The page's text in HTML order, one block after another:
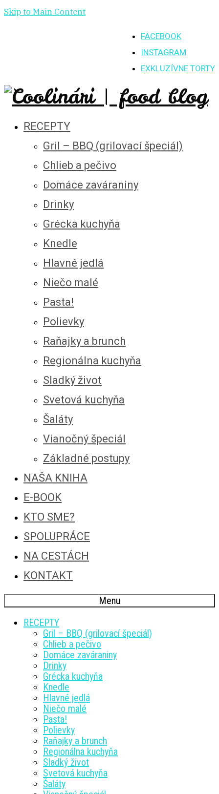
Skip to Main Content
FACEBOOK
INSTAGRAM
EXKLUZÍVNE TORTY
RECEPTY
Gril – BBQ (grilovací špeciál)
Chlieb a pečivo
Domáce zaváraniny
Drinky
Grécka kuchyňa
Knedle
Hlavné jedlá
Niečo malé
Pasta!
Polievky
Raňajky a brunch
Regionálna kuchyňa
Sladký život
Svetová kuchyňa
Šaláty
Vianočný špeciál
Základné postupy
NAŠA KNIHA
E-BOOK
KTO SME?
SPOLUPRÁCE
NA CESTÁCH
KONTAKT
Menu
RECEPTY
Gril – BBQ (grilovací špeciál)
Chlieb a pečivo
Domáce zaváraniny
Drinky
Grécka kuchyňa
Knedle
Hlavné jedlá
Niečo malé
Pasta!
Polievky
Raňajky a brunch
Regionálna kuchyňa
Sladký život
Svetová kuchyňa
Šaláty